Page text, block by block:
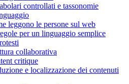
controllati e tassonomie
leggono le persone sul web
per un linguaggio semplice
collaborativa
critique
e localizzazione dei contenuti